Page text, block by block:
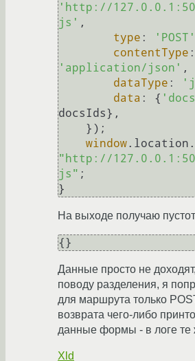
'http://
js' ,
type : 'POST'
contentType
'application/json' ,
dataType :
data : {
docsIds},
window. location .
"http://
js" ;
На выходе получаю
Данные просто не
поводу разделения, я
для маршрута только
возврата чего-либо
данные формы - в логе
Xld